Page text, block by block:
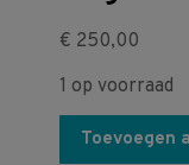
€ 250,00
1 op voorraad
Toevoegen